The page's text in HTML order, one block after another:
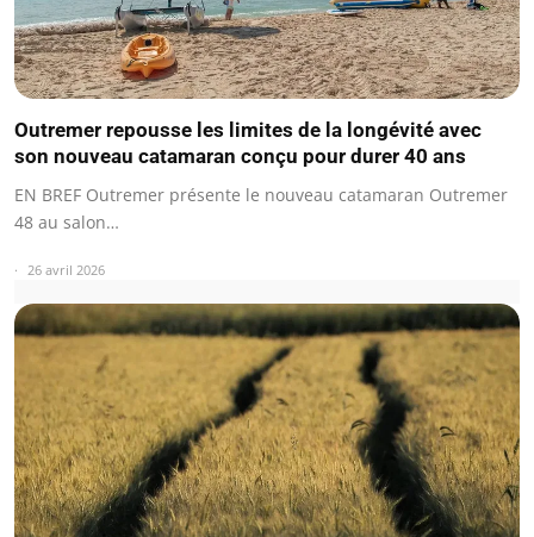
Outremer repousse les limites de la longévité avec
son nouveau catamaran conçu pour durer 40 ans
EN BREF Outremer présente le nouveau catamaran Outremer
48 au salon…
26 avril 2026